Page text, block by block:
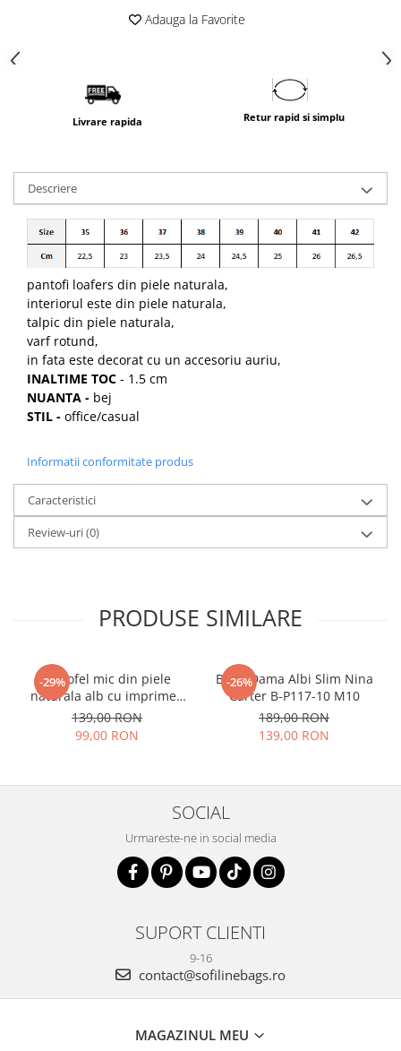
Adauga la Favorite
Livrare rapida Retur rapid si simplu
Descriere
pantofi loafers din piele naturala,
interiorul este din piele naturala,
talpic din piele naturala,
varf rotund,
in fata este decorat cu un accesoriu auriu,
INALTIME TOC - 1.5 cm
NUANTA - bej
STIL - office/casual
Informatii conformitate produs
Caracteristici
Review-uri(0)
PRODUSE SIMILARE
-29%
Portofel mic din piele
naturala alb cu imprimeu
B-8912 07
139,00 RON
99,00 RON
-26%
Blugi Dama Albi Slim Nina
Carter B-P117-10 M10
189,00 RON
139,00 RON
SOCIAL
Urmareste-ne in social media
SUPORT CLIENTI
9-16
contact@sofilinebags.ro
MAGAZINUL MEU